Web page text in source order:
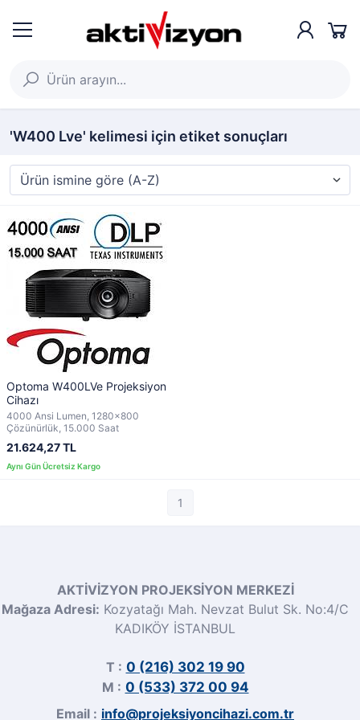
'W400 Lve' kelimesi için etiket sonuçları
Optoma W400LVe Projeksiyon
Cihazı
4000 Ansi Lumen, 1280x800
Çözünürlük, 15.000 Saat
21.624,27 TL
1
AKTİVİZYON PROJEKSİYON MERKEZİ
Mağaza Adresi: Kozyatağı Mah. Nevzat Bulut Sk. No:4/C
KADIKÖY İSTANBUL
T : 0 (216) 302 19 90
M : 0 (533) 372 00 94
Email : info@projeksiyoncihazi.com.tr